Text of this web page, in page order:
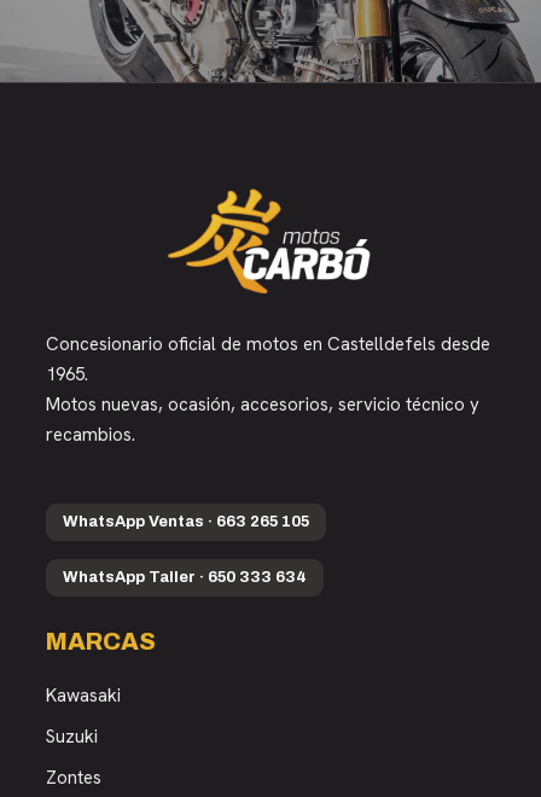
Concesionario oficial de motos en Castelldefels desde
1965.
Motos nuevas, ocasión, accesorios, servicio técnico y
recambios.
WhatsApp Ventas · 663 265 105
WhatsApp Taller · 650 333 634
MARCAS
Kawasaki
Suzuki
Zontes